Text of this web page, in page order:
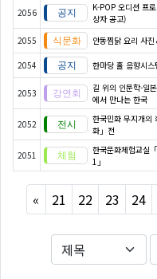
2056
K-POP 오디션 프
상자 공고)
2055 안동찜닭 요리 사
2054 한마당 홀 음향시
2053
길 위의 인문학-일
에서 만나는 한국
2052
한국민화 무지개의
화」전
2051
한국문화체험교실
1」
« Previous
21 22 23 24